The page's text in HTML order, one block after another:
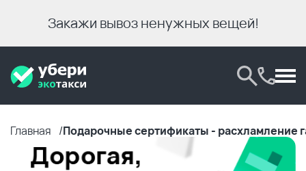
Закажи вывоз ненужных вещей!
Главная Подарочные сертификаты - расхламление